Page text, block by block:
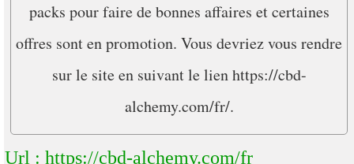
packs pour faire de bonnes affaires et certaines
offres sont en promotion. Vous devriez vous rendre
sur le site en suivant le lien https://cbd-
alchemy.com/fr/.
Url : https://cbd-alchemy.com/fr